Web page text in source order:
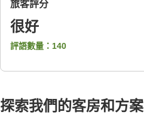
旅客評分
很好
評語數量： 140
探索我們的客房和方案